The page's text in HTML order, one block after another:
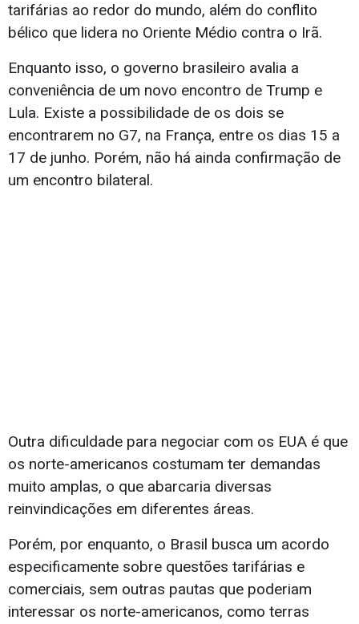
tarifárias ao redor do mundo, além do conflito
bélico que lidera no Oriente Médio contra o Irã.
Enquanto isso, o governo brasileiro avalia a
conveniência de um novo encontro de Trump e
Lula. Existe a possibilidade de os dois se
encontrarem no G7, na França, entre os dias 15 a
17 de junho. Porém, não há ainda confirmação de
um encontro bilateral.
Outra dificuldade para negociar com os EUA é que
os norte-americanos costumam ter demandas
muito amplas, o que abarcaria diversas
reinvindicações em diferentes áreas.
Porém, por enquanto, o Brasil busca um acordo
especificamente sobre questões tarifárias e
comerciais, sem outras pautas que poderiam
interessar os norte-americanos, como terras